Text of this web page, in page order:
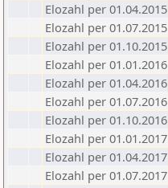
Elozahl per 01.04.2015
Elozahl per 01.07.2015
Elozahl per 01.10.2015
Elozahl per 01.01.2016
Elozahl per 01.04.2016
Elozahl per 01.07.2016
Elozahl per 01.10.2016
Elozahl per 01.01.2017
Elozahl per 01.04.2017
Elozahl per 01.07.2017